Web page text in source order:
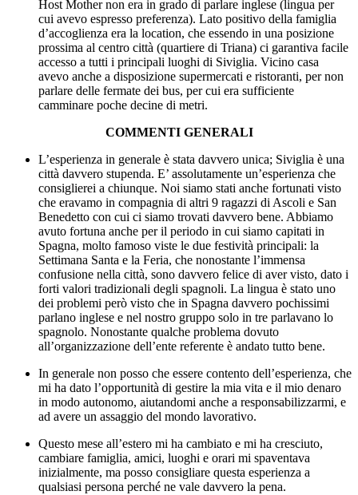
Host Mother non era in grado di parlare inglese (lingua per
cui avevo espresso preferenza). Lato positivo della famiglia
d’accoglienza era la location, che essendo in una posizione
prossima al centro città (quartiere di Triana) ci garantiva facile
accesso a tutti i principali luoghi di Siviglia. Vicino casa
avevo anche a disposizione supermercati e ristoranti, per non
parlare delle fermate dei bus, per cui era sufficiente
camminare poche decine di metri.
COMMENTI GENERALI
L’esperienza in generale è stata davvero unica; Siviglia è una
città davvero stupenda. E’ assolutamente un’esperienza che
consiglierei a chiunque. Noi siamo stati anche fortunati visto
che eravamo in compagnia di altri 9 ragazzi di Ascoli e San
Benedetto con cui ci siamo trovati davvero bene. Abbiamo
avuto fortuna anche per il periodo in cui siamo capitati in
Spagna, molto famoso viste le due festività principali: la
Settimana Santa e la Feria, che nonostante l’immensa
confusione nella città, sono davvero felice di aver visto, dato i
forti valori tradizionali degli spagnoli. La lingua è stato uno
dei problemi però visto che in Spagna davvero pochissimi
parlano inglese e nel nostro gruppo solo in tre parlavano lo
spagnolo. Nonostante qualche problema dovuto
all’organizzazione dell’ente referente è andato tutto bene.
In generale non posso che essere contento dell’esperienza, che
mi ha dato l’opportunità di gestire la mia vita e il mio denaro
in modo autonomo, aiutandomi anche a responsabilizzarmi, e
ad avere un assaggio del mondo lavorativo.
Questo mese all’estero mi ha cambiato e mi ha cresciuto,
cambiare famiglia, amici, luoghi e orari mi spaventava
inizialmente, ma posso consigliare questa esperienza a
qualsiasi persona perché ne vale davvero la pena.